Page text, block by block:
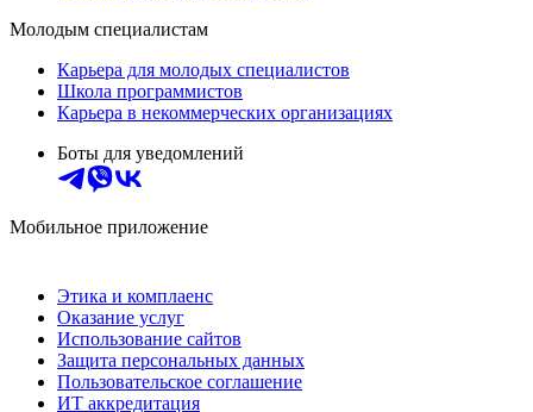
Молодым специалистам
Карьера для молодых специалистов
Школа программистов
Карьера в некоммерческих организациях
Боты для уведомлений
Мобильное приложение
Этика и комплаенс
Оказание услуг
Использование сайтов
Защита персональных данных
Пользовательское соглашение
ИТ аккредитация